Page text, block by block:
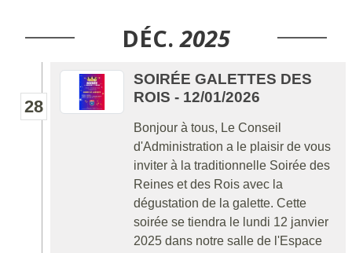
DÉC. 2025
28
SOIRÉE GALETTES DES
ROIS - 12/01/2026
Bonjour à tous, Le Conseil
d'Administration a le plaisir de vous
inviter à la traditionnelle Soirée des
Reines et des Rois avec la
dégustation de la galette. Cette
soirée se tiendra le lundi 12 janvier
2025 dans notre salle de l'Espace